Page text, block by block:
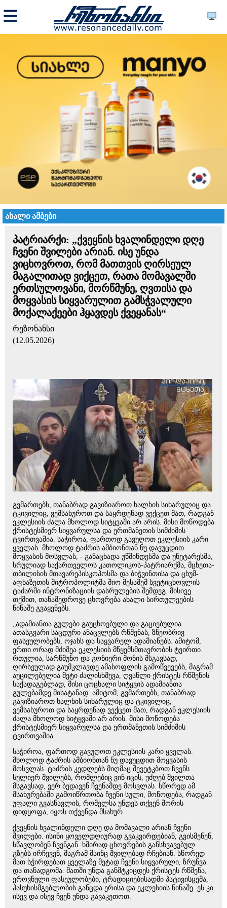
ახალი ამბები
პატრიარქი: „ქვეყნის ხვალინდელი დღე
ჩვენი შვილები არიან. ისე უნდა
ვიცხოვროთ, რომ მათთვის ღირსეულ
მაგალითად ვიქცეთ, რათა მომავალში
ერთსულოვანი, მორწმუნე, ღვთისა და
მოყვასის სიყვარულით გამსჭვალული
მოქალაქეები ჰყავდეს ქვეყანას“
რეზონანსი
(12.05.2026)
გვმართებს, თანაბრად გავიზიაროთ ხალხის სიხარულიც და
ტკივილიც, ვემსახუროთ და საყრდენად ვექცეთ მათ, რადგან
ეკლესიის ძალა მხოლოდ სიტყვაში არ არის. მისი მოწოდება
ქრისტესმიერ სიყვარულსა და ერთმანეთის სიმძიმის
ტვირთვაშია. საჭიროა, ფართოდ გავუღოთ ეკლესიის კარი
ყველას. მხოლოდ ტაძრის ამბიონთან ნუ დავუცდით
მოყვასის მოსვლას, - განაცხადა უწმინდესმა და უნეტარესმა,
სრულიად საქართველოს კათოლიკოს-პატრიარქმა, მცხეთა-
თბილისის მთავარეპისკოპოსმა და ბიჭვინთისა და ცხუმ-
აფხაზეთის მიტროპოლიტმა შიო მესამემ სვეტიცხოვლის
ტაძარში ინტრონიზაციის დასრულების შემდეგ. მისივე
თქმით, თანამედროვე ცხოვრება ახალი სირთულეების
წინაშე გვაყენებს.
„ადამიანთა გულები გაუცხოებული და გაციებულია.
ათასგვარი საცდური ანაცვლებს რწმენას, ზნეობრივ
ფასეულობებს, ოჯახს და საყვარელ ადამიანებს. ამიტომ,
ერთი ორად მძიმეა ეკლესიის მწყემსმთავრობის ტვირთი.
რთულია, სარწმუნო და გონიერი მონის მსგავსად,
ღირსეულად გაუმკლავდე ამასოფლის გამოწვევებს, მაგრამ
აუცილებელია მეტი ძალისხმევა, ღვაწლი ქრისტეს რწმენის
საქადაგებლად, მისი ცოცხალი სიტყვის ადამიანთა
გულებამდე მისატანად. ამიტომ, გვმართებს, თანაბრად
გავიზიაროთ ხალხის სიხარულიც და ტკივილიც,
ვემსახუროთ და საყრდენად ვექცეთ მათ, რადგან ეკლესიის
ძალა მხოლოდ სიტყვაში არ არის. მისი მოწოდება
ქრისტესმიერ სიყვარულსა და ერთმანეთის სიმძიმის
ტვირთვაშია.
საჭიროა, ფართოდ გავუღოთ ეკლესიის კარი ყველას.
მხოლოდ ტაძრის ამბიონთან ნუ დავუცდით მოყვასის
მოსვლას. ტაძრის კედლებს მიღმაც შევეტკბოთ ჩვენს
სულიერ შვილებს, რომლებიც ვინ იცის, უძღებ შვილთა
მსგავსად, ვერ ბედავენ ჩვენამდე მოსვლას. სწორედ ამ
მსახურებაში გამოიწრთობა ჩვენი სული, მოწოდება, რადგან
უფალი გვასწავლის, რომელსა უნდეს თქვენ შორის
დიდყოფა, იყოს თქვენდა მსახურ.
ქვეყნის ხვალინდელი დღე და მომავალი არიან ჩვენი
შვილები. ისინი ყოველდღიურად გვაკვირდებიან, გვისმენენ,
სწავლობენ ჩვენგან. ხშირად ცხოვრების განსხვავებულ
გზებს ირჩევენ, მაგრამ მაინც შვილებად რჩებიან. სწორედ
მათ სჭირდებათ ყველაზე მეტად ჩვენი სიყვარული, ზრუნვა
და თანადგომა. მათში უნდა განმტკიცდეს ქრისტეს რწმენა,
ეროვნული ფასეულობები, ტრადიციებისადმი პატივისცემა,
პასუხისმგებლობის განცდა ერისა და ეკლესიის წინაშე. ეს კი
ისევ და ისევ ჩვენ უნდა გავაკეთოთ.